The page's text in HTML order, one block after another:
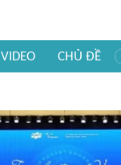
VIDEO CHỦ ĐỀ